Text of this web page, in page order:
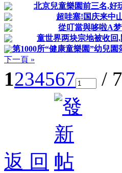
北京兒童樂園前三名,好
超哇塞!国庆来中
從叮當與哆啦A
童世界两块宗地被收回
第1000所“健康童樂園”幼兒
下一頁 »
1234567 /
返 回